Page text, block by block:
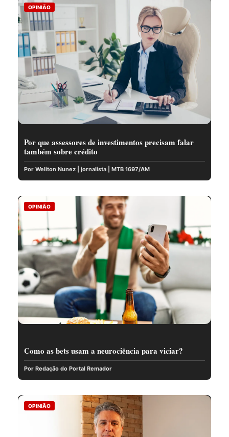
OPINIÃO
Por que assessores de investimentos precisam falar
também sobre crédito
Por Weliton Nunez | jornalista | MTB 1697/AM
OPINIÃO
Como as bets usam a neurociência para viciar?
Por Redação do Portal Remador
OPINIÃO